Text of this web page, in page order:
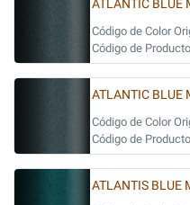
ATLANTIC BLUE
Código de Color
Código de
ATLANTIC BLUE
Código de Color
Código de
ATLANTIS BLUE